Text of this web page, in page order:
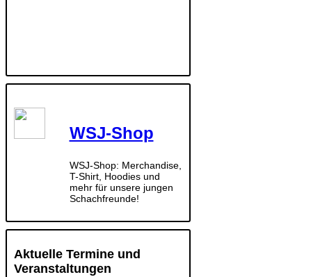
WSJ-Shop
WSJ-Shop: Merchandise,
T-Shirt, Hoodies und
mehr für unsere jungen
Schachfreunde!
Aktuelle Termine und
Veranstaltungen